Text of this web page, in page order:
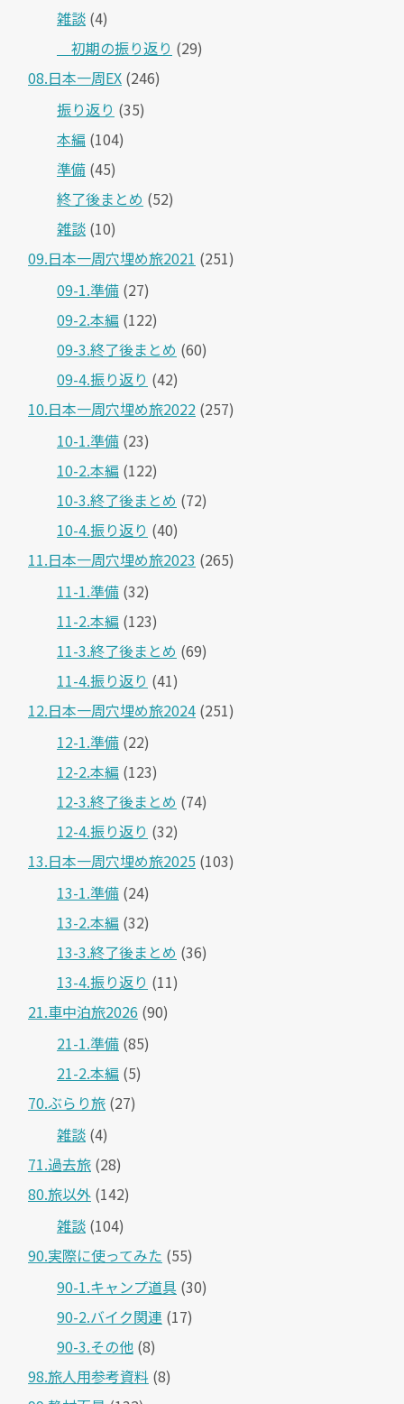
雑談 (4)
＿初期の振り返り (29)
08.日本一周EX (246)
振り返り (35)
本編 (104)
準備 (45)
終了後まとめ (52)
雑談 (10)
09.日本一周穴埋め旅2021 (251)
09-1.準備 (27)
09-2.本編 (122)
09-3.終了後まとめ (60)
09-4.振り返り (42)
10.日本一周穴埋め旅2022 (257)
10-1.準備 (23)
10-2.本編 (122)
10-3.終了後まとめ (72)
10-4.振り返り (40)
11.日本一周穴埋め旅2023 (265)
11-1.準備 (32)
11-2.本編 (123)
11-3.終了後まとめ (69)
11-4.振り返り (41)
12.日本一周穴埋め旅2024 (251)
12-1.準備 (22)
12-2.本編 (123)
12-3.終了後まとめ (74)
12-4.振り返り (32)
13.日本一周穴埋め旅2025 (103)
13-1.準備 (24)
13-2.本編 (32)
13-3.終了後まとめ (36)
13-4.振り返り (11)
21.車中泊旅2026 (90)
21-1.準備 (85)
21-2.本編 (5)
70.ぶらり旅 (27)
雑談 (4)
71.過去旅 (28)
80.旅以外 (142)
雑談 (104)
90.実際に使ってみた (55)
90-1.キャンプ道具 (30)
90-2.バイク関連 (17)
90-3.その他 (8)
98.旅人用参考資料 (8)